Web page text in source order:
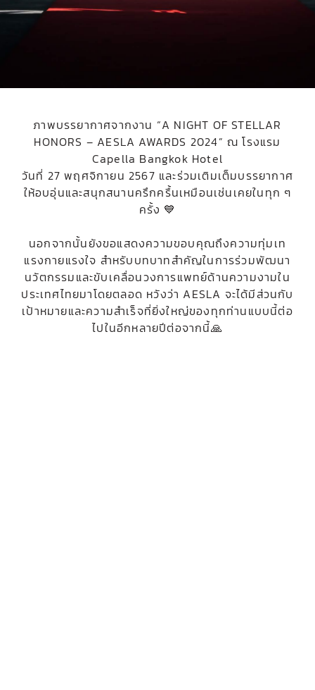
ภาพบรรยากาศจากงาน “A NIGHT OF STELLAR
HONORS – AESLA AWARDS 2024” ณ โรงแรม
Capella Bangkok Hotel
วันที่ 27 พฤศจิกายน 2567 และร่วมเติมเต็มบรรยากาศ
ให้อบอุ่นและสนุกสนานครึกครื้นเหมือนเช่นเคยในทุก ๆ
ครั้ง 💙
นอกจากนั้นยังขอแสดงความขอบคุณถึงความทุ่มเท
แรงกายแรงใจ สำหรับบทบาทสำคัญในการร่วมพัฒนา
นวัตกรรมและขับเคลื่อนวงการแพทย์ด้านความงามใน
ประเทศไทยมาโดยตลอด หวังว่า AESLA จะได้มีส่วนกับ
เป้าหมายและความสำเร็จที่ยิ่งใหญ่ของทุกท่านแบบนี้ต่อ
ไปในอีกหลายปีต่อจากนี้🙏